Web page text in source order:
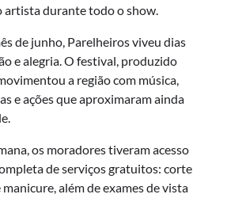
artista durante todo o show.
de junho, Parelheiros viveu dias
e alegria. O festival, produzido
a região com música,
e ações que aproximaram ainda
os moradores tiveram acesso
de serviços gratuitos: corte
além de exames de vista